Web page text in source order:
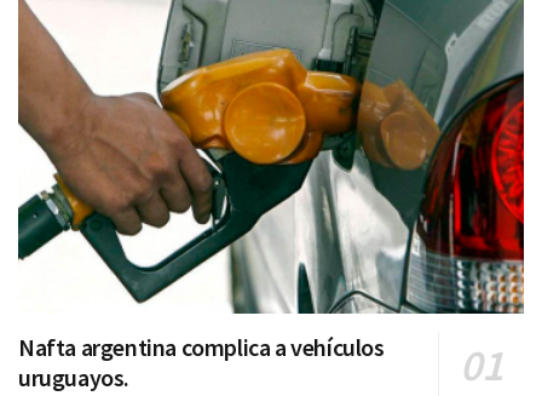
Nafta argentina complica a vehículos
uruguayos.